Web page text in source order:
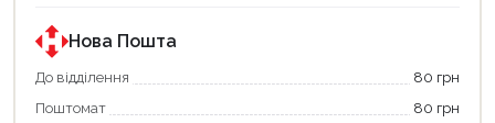
державною
програмою
єКнига.
Використовуйте
карту
державною
програмою
«Національний
кешбек».
покупку
Нова Пошта
До відділення
80 грн
Поштомат
80 грн